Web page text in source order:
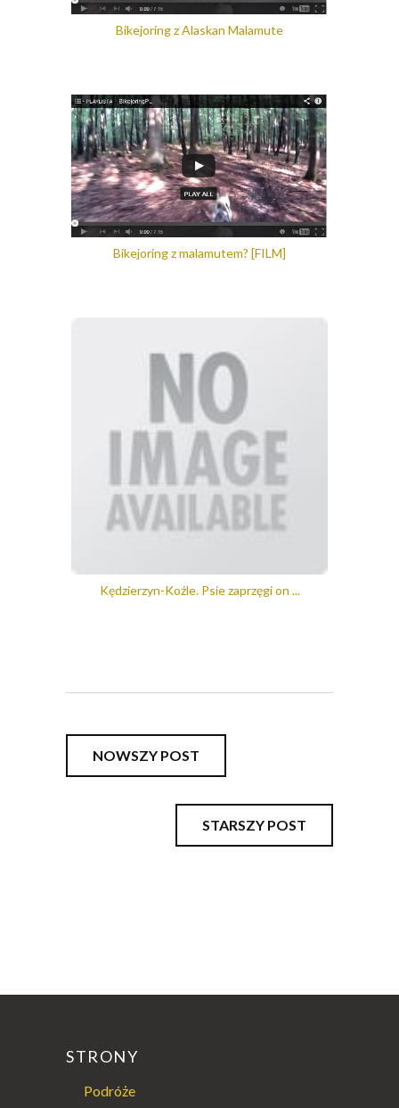
Bikejoring z Alaskan Malamute
Bikejoring z malamutem? [FILM]
Kędzierzyn-Koźle. Psie zaprzęgi on ...
NOWSZY POST
STARSZY POST
STRONY
Podróże